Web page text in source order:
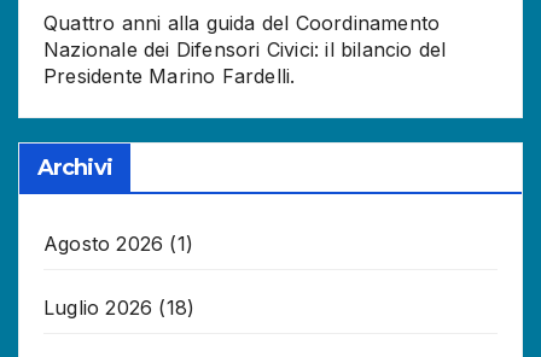
Quattro anni alla guida del Coordinamento
Nazionale dei Difensori Civici: il bilancio del
Presidente Marino Fardelli.
Archivi
Agosto 2026 (1)
Luglio 2026 (18)